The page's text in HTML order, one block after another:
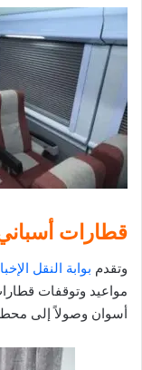
قطارات
وتقدم بوابة النقل
أسوان وصولاً إلى